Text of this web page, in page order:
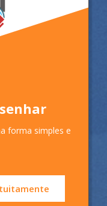
forma simples e